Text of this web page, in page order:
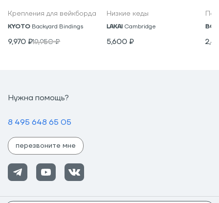
Крепления для вейкборда
KYOTO Backyard Bindings
9,970 ₽19,950₽
Низкие кеды
LAKAI Cambridge
5,600 ₽
Нужна помощь?
8 495 648 65 05
перезвоните мне